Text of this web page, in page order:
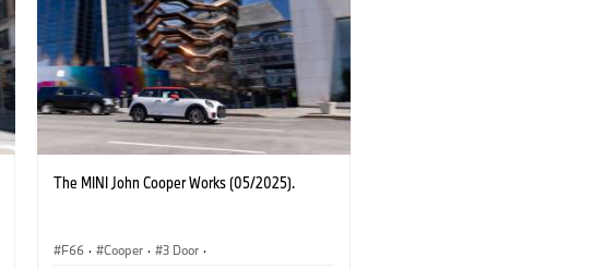
The MINI John Cooper Works (05/2025).
F66 · Cooper · 3 Door ·